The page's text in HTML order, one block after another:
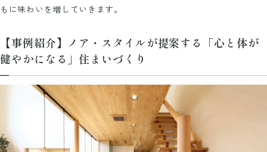
もに味わいを増していきます。
【事例紹介】ノア・スタイルが提案する「心と体が
健やかになる」住まいづくり